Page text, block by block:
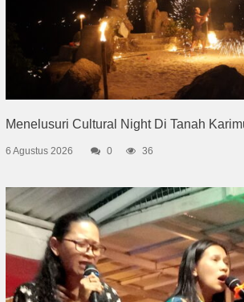
Menelusuri Cultural Night Di Tanah
6 Agustus 2026 0 36